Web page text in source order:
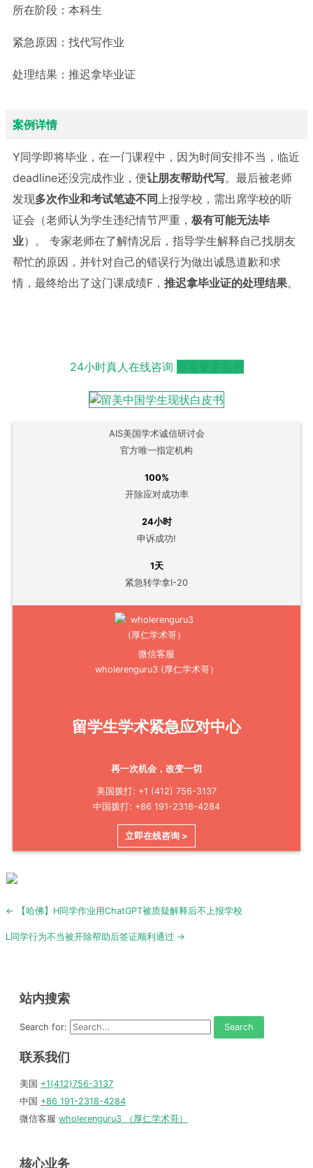
所在阶段： 本科生
紧急原因： 找代写作业
处理结果： 推迟拿毕业证
案例详情
Y同学即将毕业，在一门课程中，因为时间安排不当，临近
deadline还没完成作业，便让朋友帮助代写。最后被老师
发现多次作业和考试笔迹不同上报学校，需出席学校的听
证会（老师认为学生违纪情节严重， 极有可能无法毕
业）。 专家老师在了解情况后，指导学生解释自己找朋友
帮忙的原因，并针对自己的错误行为做出诚恳道歉和求
情，最终给出了这门课成绩F， 推迟拿毕业证的处理结果。
24小时真人在线咨询
AIS美国学术诚信研讨会
官方唯一指定机构
100%
开除应对成功率
24小时
申诉成功!
1天
紧急转学拿I-20
微信客服
wholerenguru3 (厚仁学术哥）
留学生学术紧急应对中心
再一次机会，改变一切
美国拨打: +1 (412) 756-3137
中国拨打: +86 191-2318-4284
立即在线咨询 >
Post
← 【哈佛】H同学作业用ChatGPT被质疑解释后不上报学校
L同学行为不当被开除帮助后签证顺利通过 →
站内搜索
Search for:
联系我们
美国 +1(412)756-3137
中国 +86 191-2318-4284
微信客服 wholerenguru3 （厚仁学术哥）
核心业务